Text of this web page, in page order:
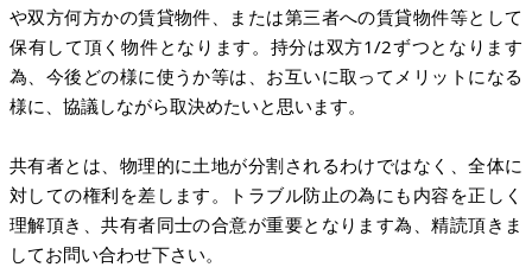
や双方何方かの賃貸物件、または第三者への賃貸物件等として
保有して頂く物件となります。持分は双方1/2ずつとなります
為、今後どの様に使うか等は、お互いに取ってメリットになる
様に、協議しながら取決めたいと思います。
共有者とは、物理的に土地が分割されるわけではなく、全体に
対しての権利を差します。トラブル防止の為にも内容を正しく
理解頂き、共有者同士の合意が重要となります為、精読頂きま
してお問い合わせ下さい。